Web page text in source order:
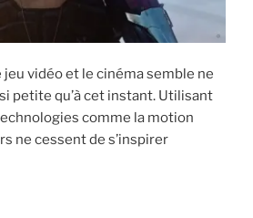
vidéo et le cinéma semble ne
petite qu’à cet instant. Utilisant
comme la motion
ne cessent de s’inspirer